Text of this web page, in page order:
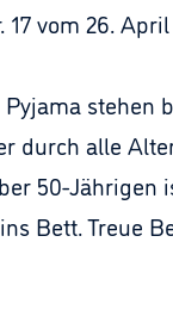
vom 26. April
stehen
durch alle
50-Jährigen
Bett. Treue